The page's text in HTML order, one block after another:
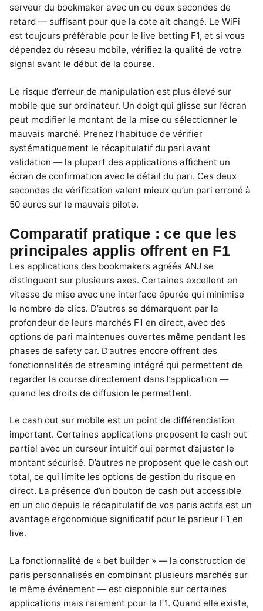
serveur du bookmaker avec un ou deux secondes de
retard — suffisant pour que la cote ait changé. Le WiFi
est toujours préférable pour le live betting F1, et si vous
dépendez du réseau mobile, vérifiez la qualité de votre
signal avant le début de la course.
Le risque d’erreur de manipulation est plus élevé sur
mobile que sur ordinateur. Un doigt qui glisse sur l’écran
peut modifier le montant de la mise ou sélectionner le
mauvais marché. Prenez l’habitude de vérifier
systématiquement le récapitulatif du pari avant
validation — la plupart des applications affichent un
écran de confirmation avec le détail du pari. Ces deux
secondes de vérification valent mieux qu’un pari erroné à
50 euros sur le mauvais pilote.
Comparatif pratique : ce que les
principales applis offrent en F1
Les applications des bookmakers agréés ANJ se
distinguent sur plusieurs axes. Certaines excellent en
vitesse de mise avec une interface épurée qui minimise
le nombre de clics. D’autres se démarquent par la
profondeur de leurs marchés F1 en direct, avec des
options de pari maintenues ouvertes même pendant les
phases de safety car. D’autres encore offrent des
fonctionnalités de streaming intégré qui permettent de
regarder la course directement dans l’application —
quand les droits de diffusion le permettent.
Le cash out sur mobile est un point de différenciation
important. Certaines applications proposent le cash out
partiel avec un curseur intuitif qui permet d’ajuster le
montant sécurisé. D’autres ne proposent que le cash out
total, ce qui limite les options de gestion du risque en
direct. La présence d’un bouton de cash out accessible
en un clic depuis le récapitulatif de vos paris actifs est un
avantage ergonomique significatif pour le parieur F1 en
live.
La fonctionnalité de « bet builder » — la construction de
paris personnalisés en combinant plusieurs marchés sur
le même événement — est disponible sur certaines
applications mais rarement pour la F1. Quand elle existe,